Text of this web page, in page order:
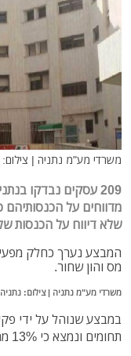
משרדי מע"מ נתניה |
מדווחים על הכנסותיהם
שלא דיווח על הכנסות של כ- 60,000
המבצע נערך כחלק
מס והון שחור.
משרדי מע"מ נתניה | צילום:
תחומים ונמצא כי 13% מהם אינם מדווחים על הכנסותיהם כדין.